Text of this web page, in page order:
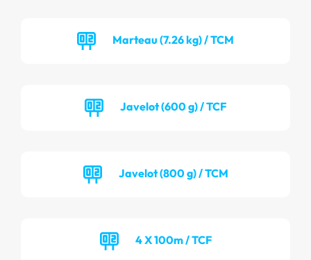
Marteau (7.26 kg) / TCM
Javelot (600 g) / TCF
Javelot (800 g) / TCM
4 X 100m / TCF